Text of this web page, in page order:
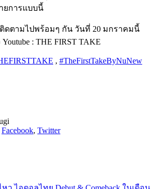
ยการแบบนี้
ดตามไปพร้อมๆ กัน วันที่ 20 มกราคมนี้
: THE FIRST TAKE
, #TheFirstTakeByNuNew
Facebook, Twitter